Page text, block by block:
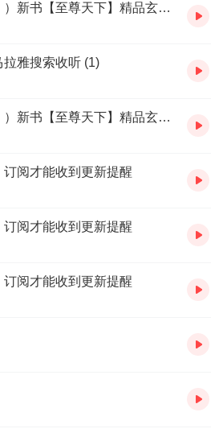
第一集（请点击订阅！）新书【至尊天下】精品玄幻已上架
拉雅搜索收听 (1)
第二集（请点击订阅！）新书【至尊天下】精品玄幻已上架
阅才能收到更新提醒
阅才能收到更新提醒
阅才能收到更新提醒